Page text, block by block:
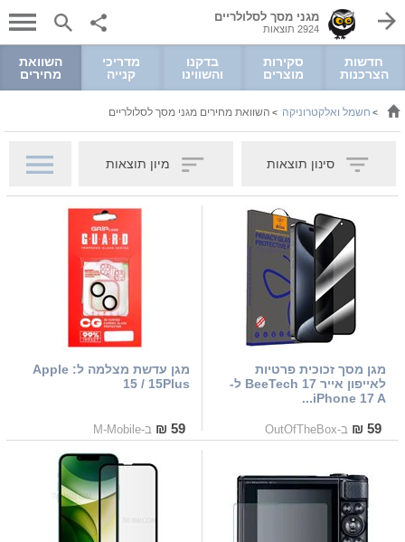
מגני מסך לסלולריים
2924 תוצאות
חדשות
הצרכנות
סקירות
מוצרים
בדקנו
והשווינו
מדריכי
קנייה
השוואת
מחירים
> חשמל ואלקטרוניקה > השוואת מחירים מגני מסך לסלולריים
סינון תוצאות מיון תוצאות
מגן מסך זכוכית פרטיות
לאייפון אייר 17 BeeTech ל-
iPhone 17 A...
59 ₪ ב-OutOfTheBox
מגן עדשת מצלמה ל: Apple
15 / 15Plus
59 ₪ ב-M-Mobile